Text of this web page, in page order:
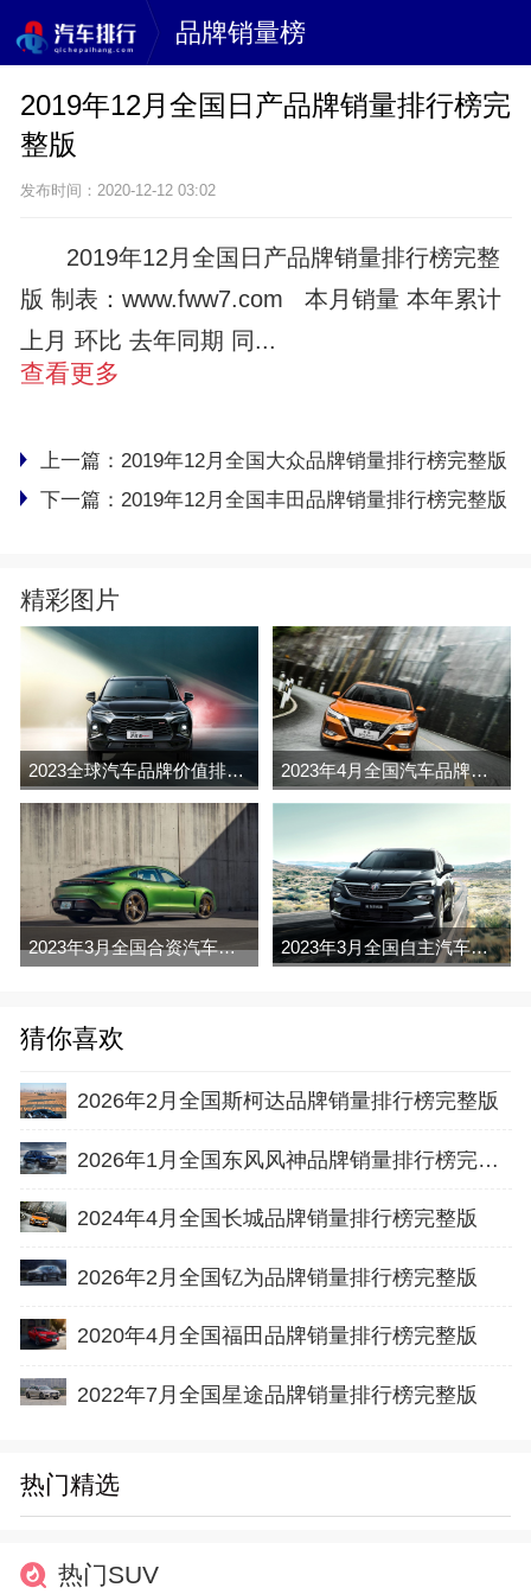
品牌销量榜
2019年12月全国日产品牌销量排行榜完
整版
发布时间：2020-12-12 03:02
2019年12月全国日产品牌销量排行榜完整
版 制表：www.fww7.com 本月销量 本年累计
上月 环比 去年同期 同...
查看更多
上一篇： 2019年12月全国大众品牌销量排行榜完整版
下一篇： 2019年12月全国丰田品牌销量排行榜完整版
精彩图片
2023全球汽车品牌价值排行榜（Brand Finance 2023年4月全国汽车品牌销量排行榜完整版
2023年3月全国合资汽车品牌销量排行榜完整版 2023年3月全国自主汽车品牌销量排行榜完整版
猜你喜欢
2026年2月全国斯柯达品牌销量排行榜完整版
2026年1月全国东风风神品牌销量排行榜完整版
2024年4月全国长城品牌销量排行榜完整版
2026年2月全国钇为品牌销量排行榜完整版
2020年4月全国福田品牌销量排行榜完整版
2022年7月全国星途品牌销量排行榜完整版
热门精选
热门SUV